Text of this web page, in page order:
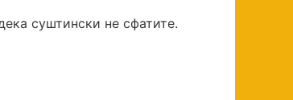
суштински не сфатите.